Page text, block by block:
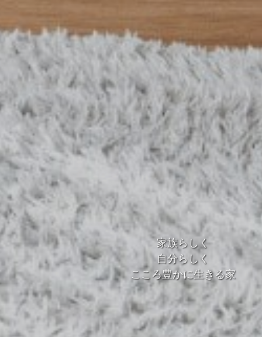
家族らしく
自分らしく
こころ豊かに生きる家
家族らしく
自分らしく
こころ豊かに生きる家